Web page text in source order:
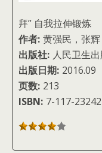
拜” 自我拉伸锻炼
作者: 黄强民，张
出版社: 人民卫生
出版日期: 2016.09
页数: 213
ISBN: 7-117-